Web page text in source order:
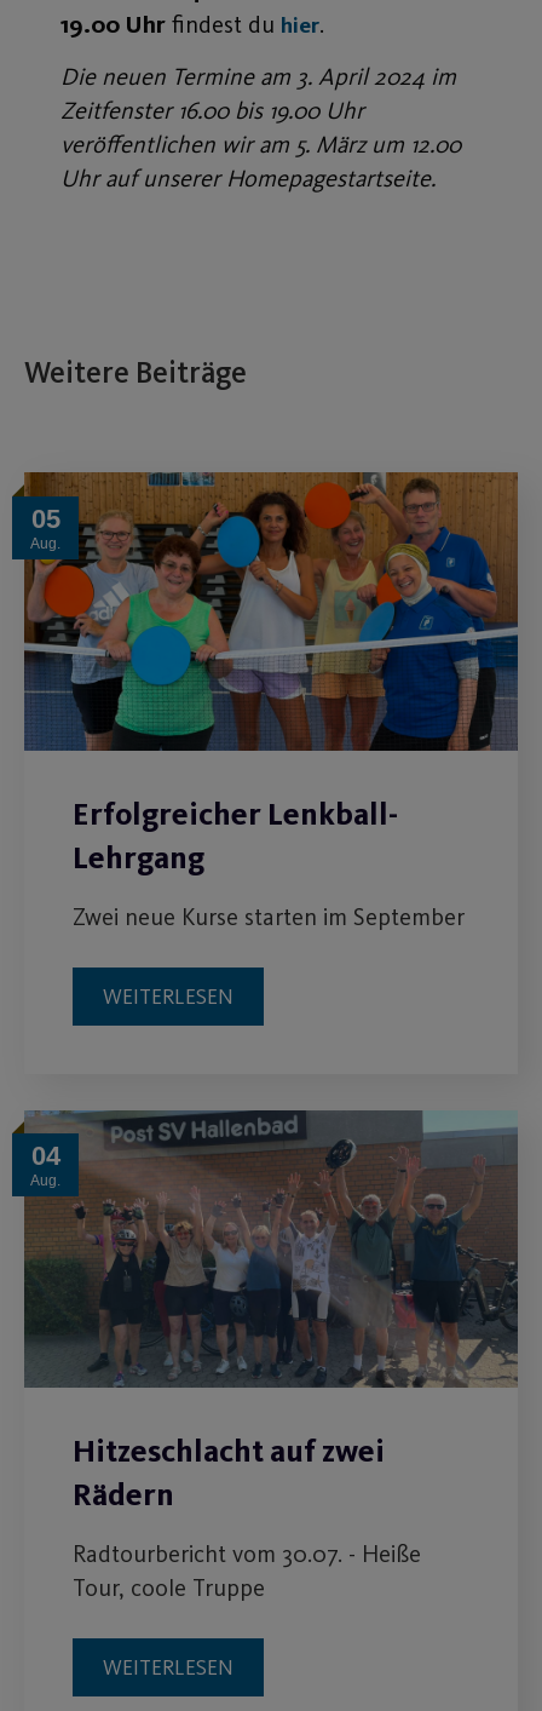
19.00 Uhr findest du hier.
Die neuen Termine am 3. April 2024 im
Zeitfenster 16.00 bis 19.00 Uhr
veröffentlichen wir am 5. März um 12.00
Uhr auf unserer Homepagestartseite.
Weitere Beiträge
05
Aug.
Erfolgreicher Lenkball-
Lehrgang
Zwei neue Kurse starten im September
WEITERLESEN
04
Aug.
Hitzeschlacht auf zwei
Rädern
Radtourbericht vom 30.07. - Heiße
Tour, coole Truppe
WEITERLESEN